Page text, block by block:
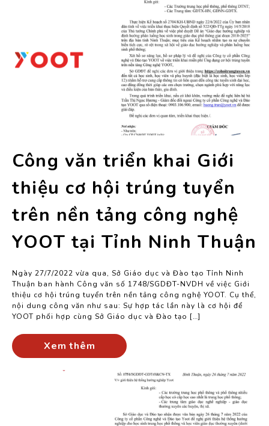
Công văn triển khai Giới
thiệu cơ hội trúng tuyển
trên nền tảng công nghệ
YOOT tại Tỉnh Ninh Thuận
Ngày 27/7/2022 vừa qua, Sở Giáo dục và Đào tạo Tỉnh Ninh
Thuận ban hành Công văn số 1748/SGDĐT-NVDH về việc Giới
thiệu cơ hội trúng tuyển trên nền tảng công nghệ YOOT. Cụ thể,
nội dung công văn như sau: Sự hợp tác lần này là cơ hội để
YOOT phối hợp cùng Sở Giáo dục và Đào tạo […]
Xem thêm